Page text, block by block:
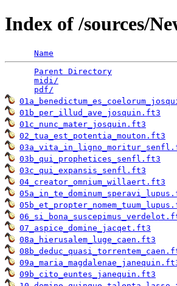
Index of /sources/
Name
Parent Directory
midi/
pdf/
01b_per_illud_ave_josquin.ft3
01c_nunc_mater_josquin.ft3
02_tua_est_potentia_mouton.ft3
03b_qui_prophetices_senfl.ft3
03c_qui_expansis_senfl.ft3
04_creator_omnium_willaert.ft3
07_aspice_domine_jacqet.ft3
08a_hierusalem_luge_caen.ft3
09b_cito_euntes_janequin.ft3